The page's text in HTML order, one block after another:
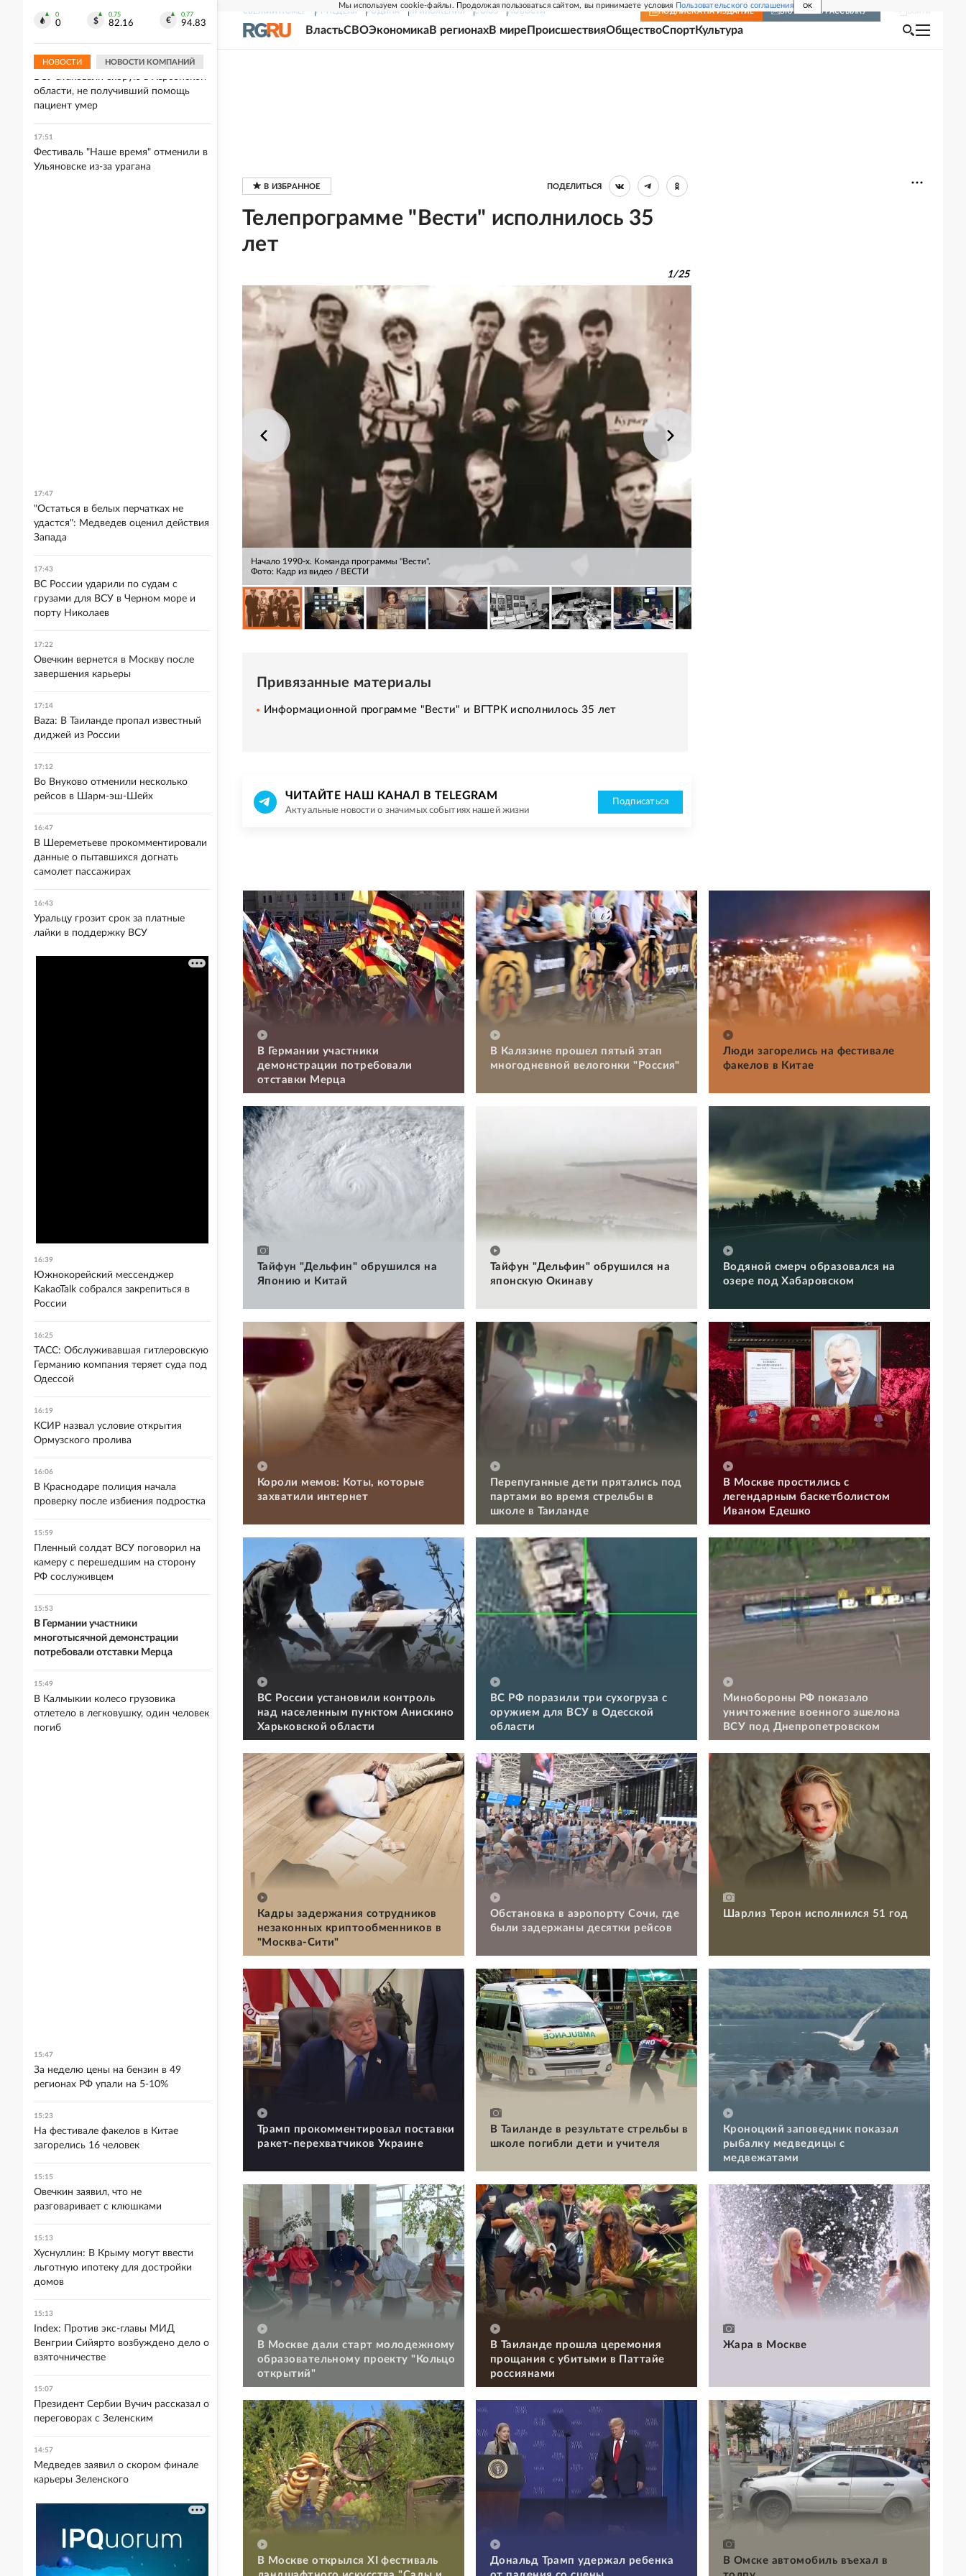
Мы используем cookie-файлы. Продолжая пользоваться сайтом, вы принимаете условия Пользовательского соглашения OK
СВЕЖИЙ НОМЕР РГ-НЕДЕЛЯ РОДИНА ПРИЛОЖЕНИЯ СОЮЗ НОВОСТИ ПОДПИСКА НА ИЗДАНИЕ ВКЛЮЧИТЬ РАССЫЛКУ
ВластьСВОЭкономикаВ регионахВ мире ПроисшествияОбществоСпортКультура
ПОДЕЛИТЬСЯ
Телепрограмме "Вести" исполнилось 35
лет
1/25
Начало 1990-х. Команда программы "Вести".
Фото: Кадр из видео / ВЕСТИ
Привязанные материалы
Информационной программе "Вести" и ВГТРК исполнилось 35 лет
ЧИТАЙТЕ НАШ КАНАЛ В TELEGRAM
Актуальные новости о значимых событиях нашей жизни
Подписаться
В Германии участники
демонстрации потребовали
отставки Мерца
В Калязине прошел пятый этап
многодневной велогонки "Россия"
Люди загорелись на фестивале
факелов в Китае
Тайфун "Дельфин" обрушился на
Японию и Китай
Тайфун "Дельфин" обрушился на
японскую Окинаву
Водяной смерч образовался на
озере под Хабаровском
Короли мемов: Коты, которые
захватили интернет
Перепуганные дети прятались под
партами во время стрельбы в
школе в Таиланде
В Москве простились с
легендарным баскетболистом
Иваном Едешко
ВС России установили контроль
над населенным пунктом Анискино
Харьковской области
ВС РФ поразили три сухогруза с
оружием для ВСУ в Одесской
области
Минобороны РФ показало
уничтожение военного эшелона
ВСУ под Днепропетровском
Кадры задержания сотрудников
незаконных криптообменников в
"Москва-Сити"
Обстановка в аэропорту Сочи, где
были задержаны десятки рейсов
Шарлиз Терон исполнился 51 год
Трамп прокомментировал поставки
ракет-перехватчиков Украине
В Таиланде в результате стрельбы в
школе погибли дети и учителя
Кроноцкий заповедник показал
рыбалку медведицы с
медвежатами
В Москве дали старт молодежному
образовательному проекту "Кольцо
открытий"
В Таиланде прошла церемония
прощания с убитыми в Паттайе
россиянами
Жара в Москве
В Москве открылся XI фестиваль
Дональд Трамп удержал ребенка
В Омске автомобиль въехал в
0
0
0.75
82.16
0.77
94.83
НОВОСТИ НОВОСТИ КОМПАНИЙ
Пентагон ускорил испытания
17:52
ВСУ атаковали скорую в Херсонской
области, не получивший помощь
пациент умер
17:51
Фестиваль "Наше время" отменили в
Ульяновске из-за урагана
17:47
"Остаться в белых перчатках не
удастся": Медведев оценил действия
Запада
17:43
ВС России ударили по судам с
грузами для ВСУ в Черном море и
порту Николаев
17:22
Овечкин вернется в Москву после
завершения карьеры
17:14
Baza: В Таиланде пропал известный
диджей из России
17:12
Во Внуково отменили несколько
рейсов в Шарм-эш-Шейх
16:47
В Шереметьеве прокомментировали
данные о пытавшихся догнать
самолет пассажирах
16:43
Уральцу грозит срок за платные
лайки в поддержку ВСУ
16:39
Южнокорейский мессенджер
KakaoTalk собрался закрепиться в
России
16:25
ТАСС: Обслуживавшая гитлеровскую
Германию компания теряет суда под
Одессой
16:19
КСИР назвал условие открытия
Ормузского пролива
16:06
В Краснодаре полиция начала
проверку после избиения подростка
15:59
Пленный солдат ВСУ поговорил на
камеру с перешедшим на сторону
РФ сослуживцем
15:53
В Германии участники
многотысячной демонстрации
потребовали отставки Мерца
15:49
В Калмыкии колесо грузовика
отлетело в легковушку, один человек
погиб
15:47
За неделю цены на бензин в 49
регионах РФ упали на 5-10%
15:23
На фестивале факелов в Китае
загорелись 16 человек
15:15
Овечкин заявил, что не
разговаривает с клюшками
15:13
Хуснуллин: В Крыму могут ввести
льготную ипотеку для достройки
домов
15:13
Index: Против экс-главы МИД
Венгрии Сийярто возбуждено дело о
взяточничестве
15:07
Президент Сербии Вучич рассказал о
переговорах с Зеленским
14:57
Медведев заявил о скором финале
карьеры Зеленского